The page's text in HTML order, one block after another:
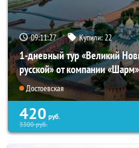
09:11:26 Купили: 22
1-дневный тур «Великий
русской» от компании «Шарм»
Достоевская
420 руб.
3300руб.